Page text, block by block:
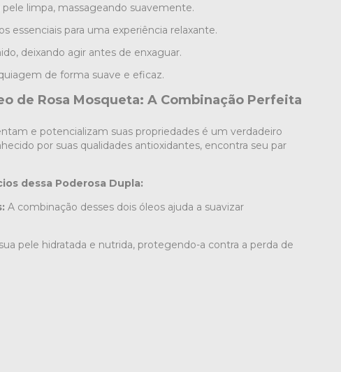
limpa, massageando suavemente.
essenciais para uma experiência relaxante.
deixando agir antes de enxaguar.
de forma suave e eficaz.
de Rosa Mosqueta: A Combinação Perfeita
e potencializam suas propriedades é um verdadeiro
por suas qualidades antioxidantes, encontra seu par
dessa Poderosa Dupla:
A combinação desses dois óleos ajuda a suavizar
pele hidratada e nutrida, protegendo-a contra a perda de